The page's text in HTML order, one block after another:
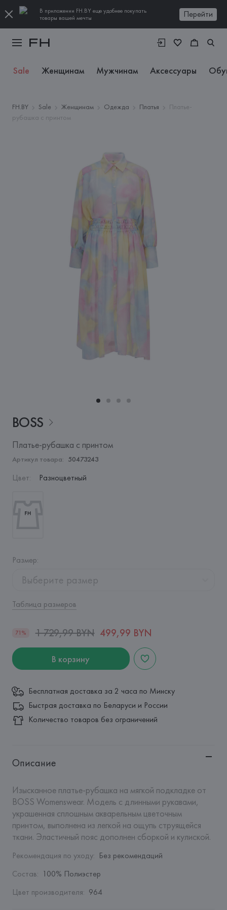
В приложении FH.BY еще удобнее покупать
товары вашей мечты
Перейти
Sale Женщинам Мужчинам Аксессуары
FH.BY Sale Женщинам Одежда Платья
Платье-
рубашка с принтом
BOSS
Платье-рубашка с принтом
Артикул товара: 50473243
Цвет: Разноцветный
Размер:
Выберите размер
Таблица размеров
71% 1 729,99 BYN 499,99 BYN
В корзину
Бесплатная доставка за 2 часа по Минску
Быстрая доставка по Беларуси и России
Количество товаров без ограничений
Описание
Изысканное платье-рубашка на мягкой подкладке от
BOSS Womenswear. Модель с длинными рукавами,
украшенная сплошным акварельным цветочным
принтом, выполнена из легкой на ощупь струящейся
ткани. Эластичный пояс дополнен сборкой и кулиской.
Рекомендация по уходу: Без рекомендаций
Состав: 100% Полиэстер
Цвет производителя: 964